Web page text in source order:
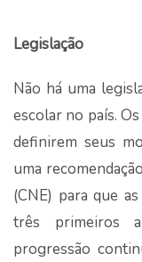
Legislação
Não há uma
escolar no país.
definirem seus
uma
(CNE) para que
três primeiros
progressão